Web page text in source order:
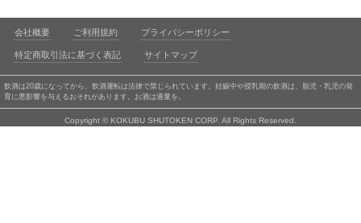
会社概要 ご利用規約 プライバシーポリシー
特定商取引法に基づく表記 サイトマップ
飲酒は20歳になってから。飲酒運転は法律で禁じられています。妊娠中や授乳期の飲酒は、胎児・乳児の発
育に悪影響を与えるおそれがあります。お酒は適量を。
Copyright © KOKUBU SHUTOKEN CORP. All Rights Reserved.